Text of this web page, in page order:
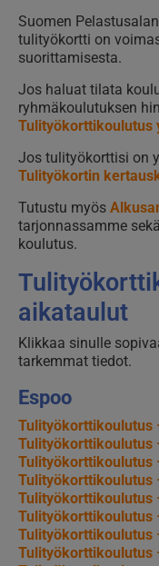
Suomen
tulityökortti on
suorittamisesta.
Jos haluat tilata
ryhmäkoulutuksen
Tulityökorttikoulutus
Jos tulityökorttisi on
Tulityökortin
Tutustu myös
tarjonnassamme
koulutus.
aikataulut
Klikkaa sinulle
tarkemmat tiedot.
Espoo
Tulityökorttikoulutus
Tulityökorttikoulutus
Tulityökorttikoulutus
Tulityökorttikoulutus
Tulityökorttikoulutus
Tulityökorttikoulutus
Tulityökorttikoulutus
Tulityökorttikoulutus